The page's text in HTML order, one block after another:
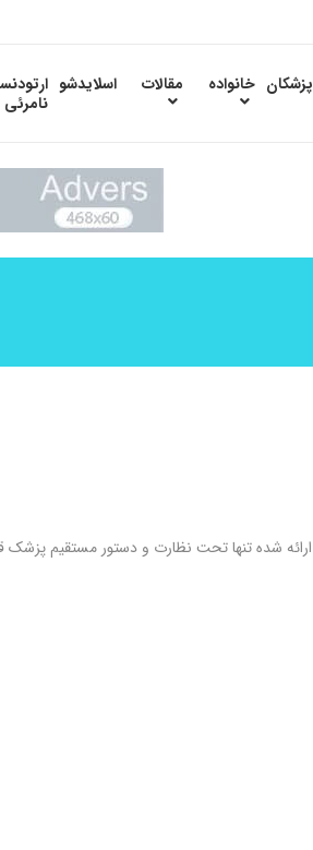
پزشکان خانواده مقالات اسلایدشو
نامرئی